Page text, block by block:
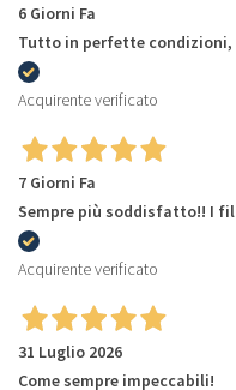
6 Giorni Fa
Tutto in perfette
Acquirente verificato
7 Giorni Fa
Sempre più soddisfatto!! I
Acquirente verificato
31 Luglio 2026
Come sempre impeccabili!